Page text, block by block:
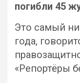
погибли 45
Это самый
года,
«Репортёры